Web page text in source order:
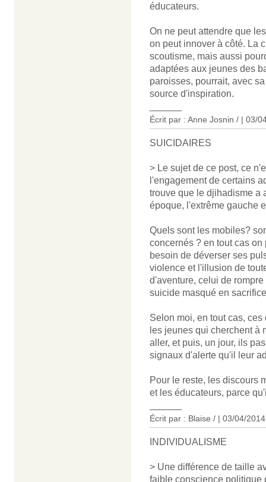
éducateurs.
On ne peut attendre que
on peut innover à côté. La
scoutisme, mais aussi
adaptées aux jeunes des
paroisses, pourrait, avec
source d'inspiration.
Écrit par : Anne Josnin / | 03/
SUICIDAIRES
> Le sujet de ce post, ce
l'engagement de certains
trouve que le djihadisme a
époque, l'extrême gauche
Quels sont les mobiles?
concernés ? en tout cas
besoin de déverser ses
violence et l'illusion de
d'aventure, celui de
suicide masqué en
Selon moi, en tout cas,
les jeunes qui cherchent à
aller, et puis, un jour, ils
signaux d'alerte qu'il leur
Pour le reste, les discours
et les éducateurs, parce
Écrit par : Blaise / | 03/04/2014
INDIVIDUALISME
> Une différence de taille
faible conscience politique